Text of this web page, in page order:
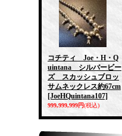
コチティ Joe・H・Q
uintana シルバービー
ズ スカッシュブロッ
サムネックレス約67cm
[JoeHQuintana107]
999,999,999円(税込)